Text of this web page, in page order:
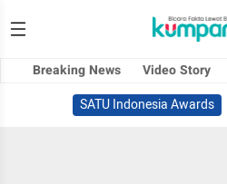
Breaking News Video Story
SATU Indonesia Awards